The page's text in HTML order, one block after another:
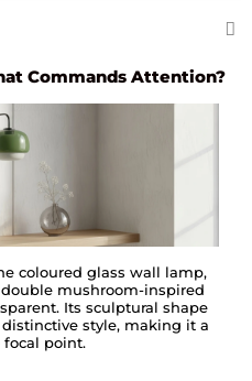
Commands Attention?
coloured glass wall lamp,
mushroom-inspired
Its sculptural shape
style, making it a
focal point.